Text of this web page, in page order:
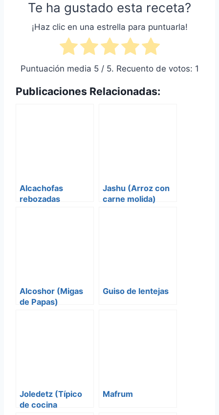
Te ha gustado esta receta?
¡Haz clic en una estrella para puntuarla!
Puntuación media 5/ 5. Recuento de votos: 1
Publicaciones Relacionadas:
Alcachofas
rebozadas
Jashu (Arroz con
carne molida)
Alcoshor (Migas
de Papas)
Guiso de lentejas
Joledetz (Típico
de cocina
Mafrum